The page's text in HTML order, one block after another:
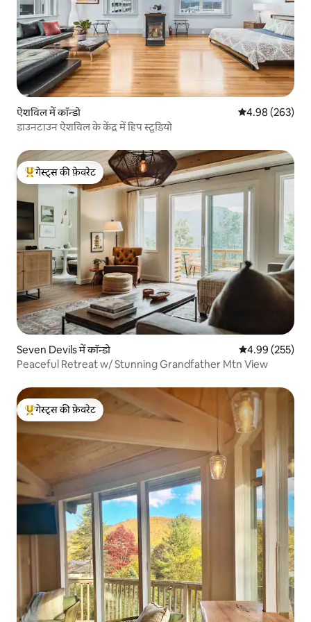
ऐशविल में कॉन्डो औसत रेटिंग 5 में से
4.98 (263)
डाउनटाउन ऐशविल के केंद्र में हिप स्टूडियो
गेस्ट्स का टॉप फ़ेवरेट
गेस्ट्स की फ़ेवरेट
Seven Devils में कॉन्डो औसत रेटिंग 5 में से
4.99 (255)
Peaceful Retreat w/ Stunning Grandfather Mtn View
गेस्ट्स का टॉप फ़ेवरेट
गेस्ट्स की फ़ेवरेट